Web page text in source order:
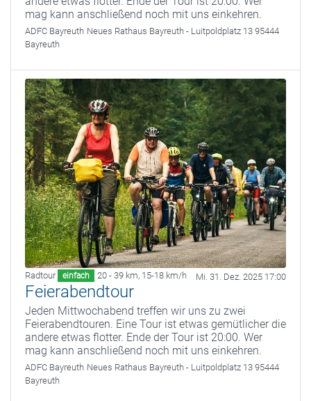
mag kann anschließend noch mit uns einkehren.
ADFC Bayreuth Neues Rathaus Bayreuth - Luitpoldplatz 13 95444
Bayreuth
Radtour einfach 20 - 39 km, 15-18 km/h Mi. 31. Dez. 2025 17:00
Feierabendtour
Jeden Mittwochabend treffen wir uns zu zwei
Feierabendtouren. Eine Tour ist etwas gemütlicher die
andere etwas flotter. Ende der Tour ist 20:00. Wer
mag kann anschließend noch mit uns einkehren.
ADFC Bayreuth Neues Rathaus Bayreuth - Luitpoldplatz 13 95444
Bayreuth